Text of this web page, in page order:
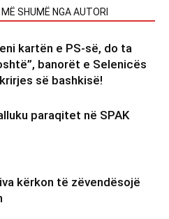
MË SHUMË NGA AUTORI
kartën e PS-së, do ta
banorët e Selenicës
së bashkisë!
paraqitet në SPAK
kërkon të zëvendësojë